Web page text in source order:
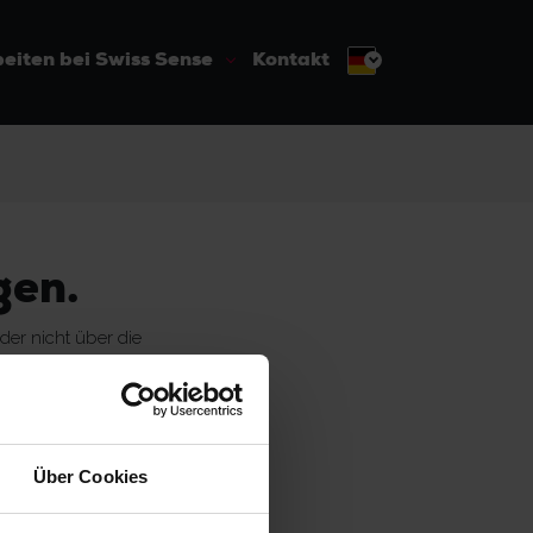
Über Cookies
bei Swiss Sense Kontakt
nicht über die